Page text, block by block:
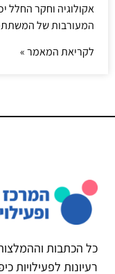
אקולוגיה וחקר החלל
המעורבות של
לקריאת המאמר »
כל הכתבות
רעיונות לפעילויות